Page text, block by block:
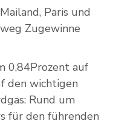
Paris und
Zugewinne
0,84Prozent auf
den wichtigen
Rund um
für den führenden